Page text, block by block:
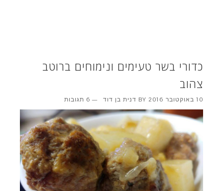
כדורי בשר טעימים ונימוחים ברוטב
צהוב
10 באוקטובר 2016 דנית בן דוד 6 תגובות